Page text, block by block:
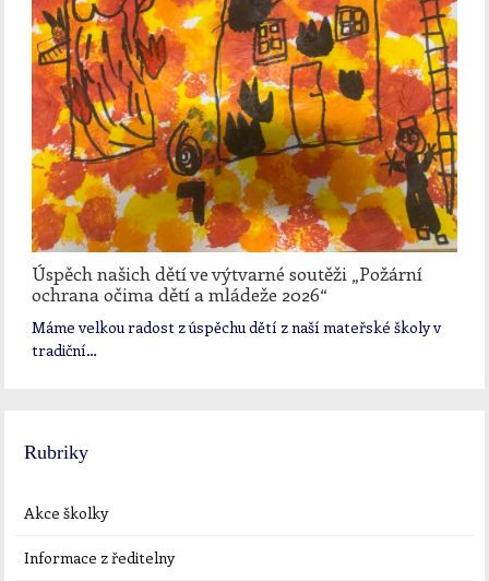
Úspěch našich dětí ve výtvarné soutěži „Požární
ochrana očima dětí a mládeže 2026“
Máme velkou radost z úspěchu dětí z naší mateřské školy v
tradiční…
Rubriky
Akce školky
Informace z ředitelny